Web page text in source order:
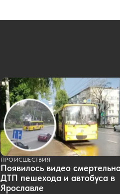
ПРОИСШЕСТВИЯ
Появилось видео
ДТП пешехода и автобуса в
Ярославле